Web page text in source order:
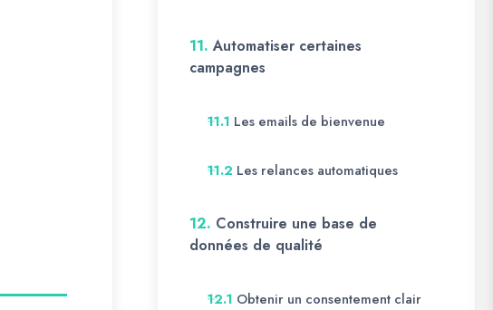
11. Automatiser certaines
campagnes
11.1 Les emails de bienvenue
11.2 Les relances automatiques
12. Construire une base de
données de qualité
12.1 Obtenir un consentement clair